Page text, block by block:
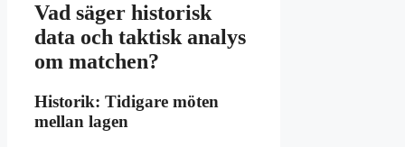
Vad säger historisk
data och taktisk analys
om matchen?
Historik: Tidigare möten
mellan lagen